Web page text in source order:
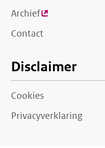
Archief(externe
link)
Contact
Disclaimer
Cookies
Privacyverklaring